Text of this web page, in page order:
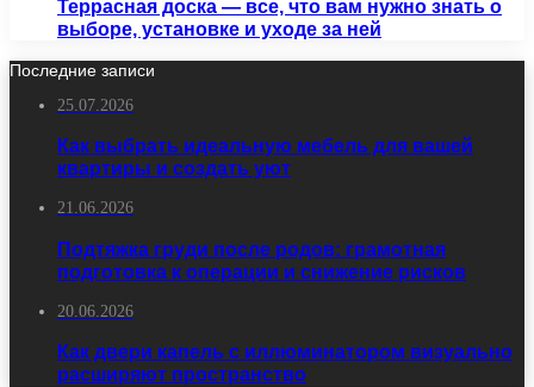
Террасная доска — все, что вам нужно знать о
выборе, установке и уходе за ней
Последние записи
25.07.2026
Как выбрать идеальную мебель для вашей
квартиры и создать уют
21.06.2026
Подтяжка груди после родов: грамотная
подготовка к операции и снижение рисков
20.06.2026
Как двери капель с иллюминатором визуально
расширяют пространство